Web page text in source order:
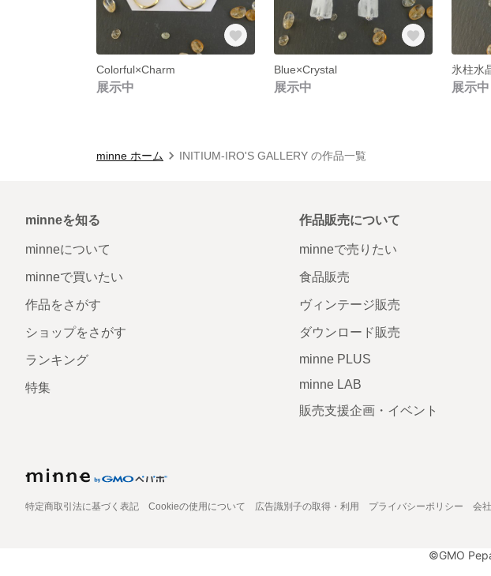
Colorful×Charm
展示中
Blue×Crystal
展示中
氷柱水
展示中
minne ホーム INITIUM-IRO'S GALLERY の作品一覧
minneを知る
minneについて
minneで買いたい
作品をさがす
ショップをさがす
ランキング
特集
作品販売について
minneで売りたい
食品販売
ヴィンテージ販売
ダウンロード販売
minne PLUS
minne LAB
販売支援企画・イベント
特定商取引法に基づく表記 Cookieの使用について 広告識別子の取得・利用 プライバシーポリシー 会
©GMO